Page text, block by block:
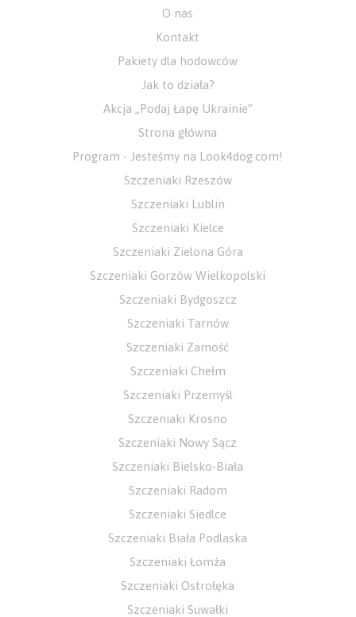
O nas
Kontakt
Pakiety dla hodowców
Jak to działa?
Akcja „Podaj Łapę Ukrainie”
Strona główna
Program - Jesteśmy na Look4dog.com!
Szczeniaki Rzeszów
Szczeniaki Lublin
Szczeniaki Kielce
Szczeniaki Zielona Góra
Szczeniaki Gorzów Wielkopolski
Szczeniaki Bydgoszcz
Szczeniaki Tarnów
Szczeniaki Zamość
Szczeniaki Chełm
Szczeniaki Przemyśl
Szczeniaki Krosno
Szczeniaki Nowy Sącz
Szczeniaki Bielsko-Biała
Szczeniaki Radom
Szczeniaki Siedlce
Szczeniaki Biała Podlaska
Szczeniaki Łomża
Szczeniaki Ostrołęka
Szczeniaki Suwałki